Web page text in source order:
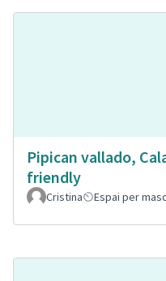
Pipican vallado,
friendly
Cristina
Espai per